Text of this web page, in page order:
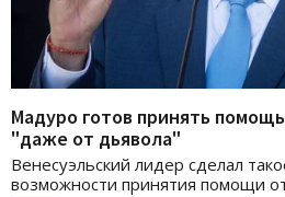
Мадуро готов принять помощь
"даже от дьявола"
Венесуэльский лидер сделал
возможности принятия помощи